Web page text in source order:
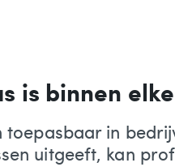
is binnen
toepasbaar in
uitgeeft, kan